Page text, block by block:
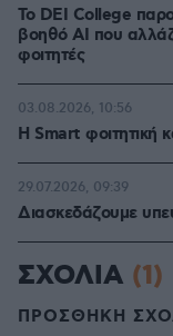
Το DEI College
βοηθό AI που
φοιτητές
Η Smart φοιτητική
03.08.2026, 10:56
Διασκεδάζουμε
29.07.2026, 09:39
ΣΧΟΛΙΑ (1)
ΠΡΟΣΘΗΚΗ